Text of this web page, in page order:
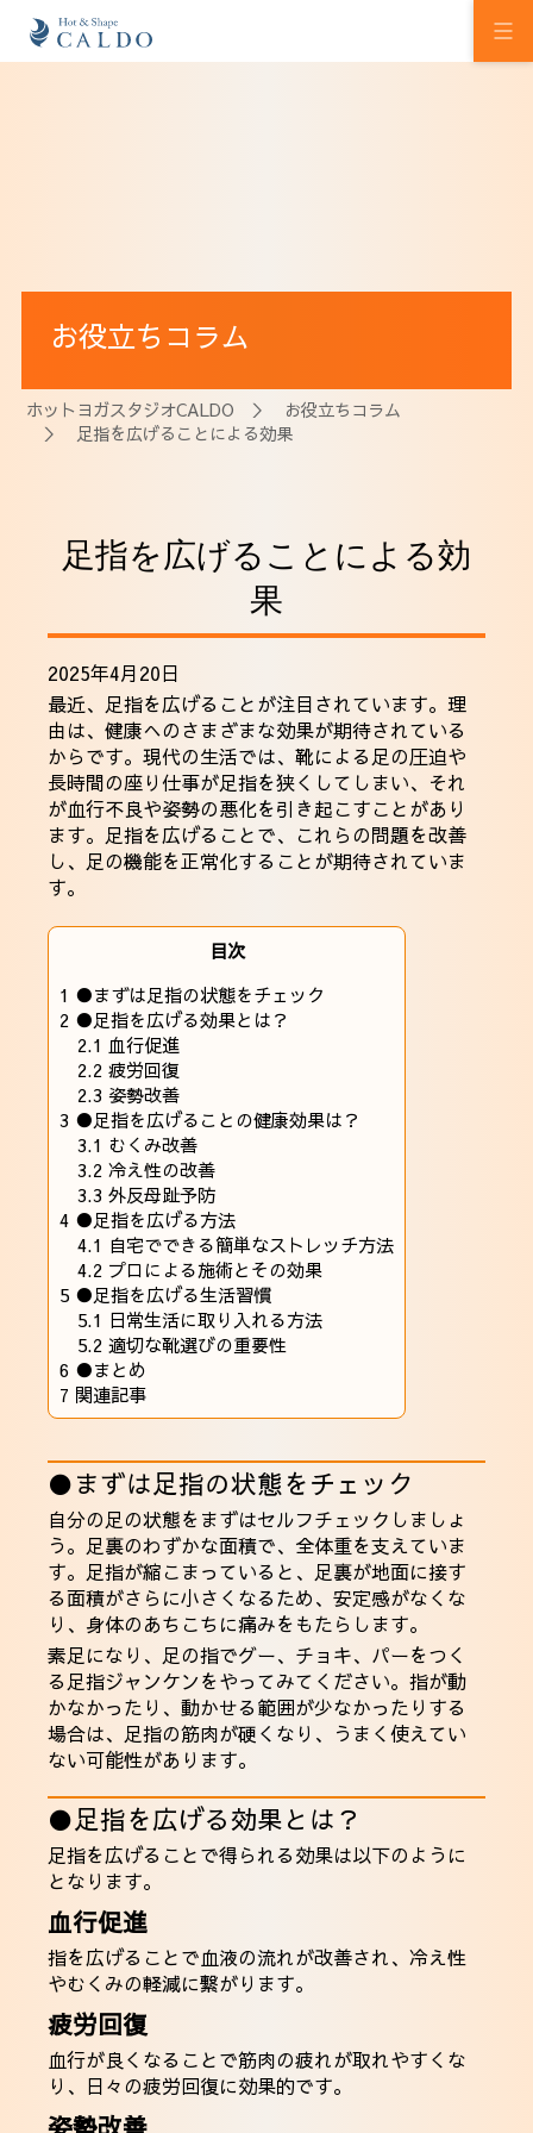
スタジオを探す
プログラム
料金
採用情報
お役立ちコラム
ホットヨガスタジオCALDO ＞ お役立ちコラム
＞ 足指を広げることによる効果
足指を広げることによる効
果
2025年4月20日
最近、足指を広げることが注目されています。理
由は、健康へのさまざまな効果が期待されている
からです。現代の生活では、靴による足の圧迫や
長時間の座り仕事が足指を狭くしてしまい、それ
が血行不良や姿勢の悪化を引き起こすことがあり
ます。足指を広げることで、これらの問題を改善
し、足の機能を正常化することが期待されていま
す。
目次
1 ●まずは足指の状態をチェック
2 ●足指を広げる効果とは？
2.1 血行促進
2.2 疲労回復
2.3 姿勢改善
3 ●足指を広げることの健康効果は？
3.1 むくみ改善
3.2 冷え性の改善
3.3 外反母趾予防
4 ●足指を広げる方法
4.1 自宅でできる簡単なストレッチ方法
4.2 プロによる施術とその効果
5 ●足指を広げる生活習慣
5.1 日常生活に取り入れる方法
5.2 適切な靴選びの重要性
6 ●まとめ
7 関連記事
●まずは足指の状態をチェック
自分の足の状態をまずはセルフチェックしましょ
う。足裏のわずかな面積で、全体重を支えていま
す。足指が縮こまっていると、足裏が地面に接す
る面積がさらに小さくなるため、安定感がなくな
り、身体のあちこちに痛みをもたらします。
素足になり、足の指でグー、チョキ、パーをつく
る足指ジャンケンをやってみてください。指が動
かなかったり、動かせる範囲が少なかったりする
場合は、足指の筋肉が硬くなり、うまく使えてい
ない可能性があります。
●足指を広げる効果とは？
足指を広げることで得られる効果は以下のように
となります。
血行促進
指を広げることで血液の流れが改善され、冷え性
やむくみの軽減に繋がります。
疲労回復
血行が良くなることで筋肉の疲れが取れやすくな
り、日々の疲労回復に効果的です。
姿勢改善